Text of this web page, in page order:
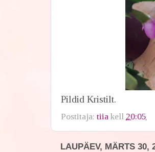
Pildid Kristilt.
Postitaja:tiia kell 20:05
LAUPÄEV, MÄRTS 30,